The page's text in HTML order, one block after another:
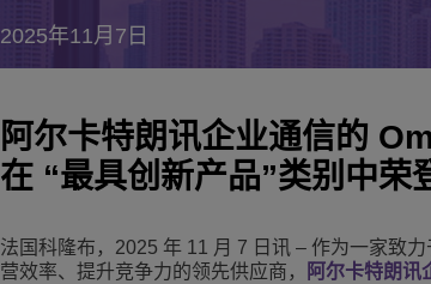
医疗行业解决方案
酒店解决方案
Manufacturing Solutions
智慧楼宇
安全
统
服务
Phones, Softphones and Devices
通信管理和安全
Switches
无线局域网
Developer and Solution Partners
博客
客户案例
活动和网络研讨会
ALE最新动态
2025年11月7日
阿尔卡特朗讯企业通信的
在 “最具创新产品”类别中荣
法国科隆布，2025 年 11 月 7 日讯 – 作为一家致
营效率、提升竞争力的领先供应商，
阿尔卡特朗讯